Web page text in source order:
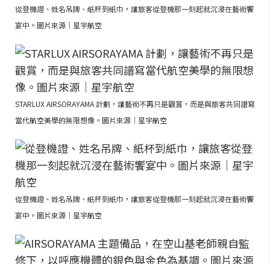
從登機證、姓名吊牌、紙杯到紙巾，讓旅客從登機那一刻起就沉浸在藝術饗
宴中。圖片來源｜星宇航空
STARLUX AIRSORAYAMA 計劃，讓藝術不再只是觀賞，而是與旅客共同譜寫
當代航空美學的無限想像。圖片來源｜星宇航空
從登機證、姓名吊牌、紙杯到紙巾，讓旅客從登機那一刻起就沉浸在藝術饗
宴中。圖片來源｜星宇航空